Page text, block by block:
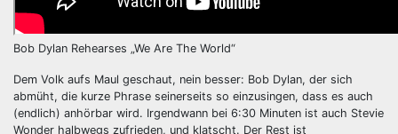
Bob Dylan Rehearses „We Are The World“
Dem Volk aufs Maul geschaut, nein besser: Bob Dylan, der sich
abmüht, die kurze Phrase seinerseits so einzusingen, dass es auch
(endlich) anhörbar wird. Irgendwann bei 6:30 Minuten ist auch Stevie
Wonder halbwegs zufrieden, und klatscht. Der Rest ist